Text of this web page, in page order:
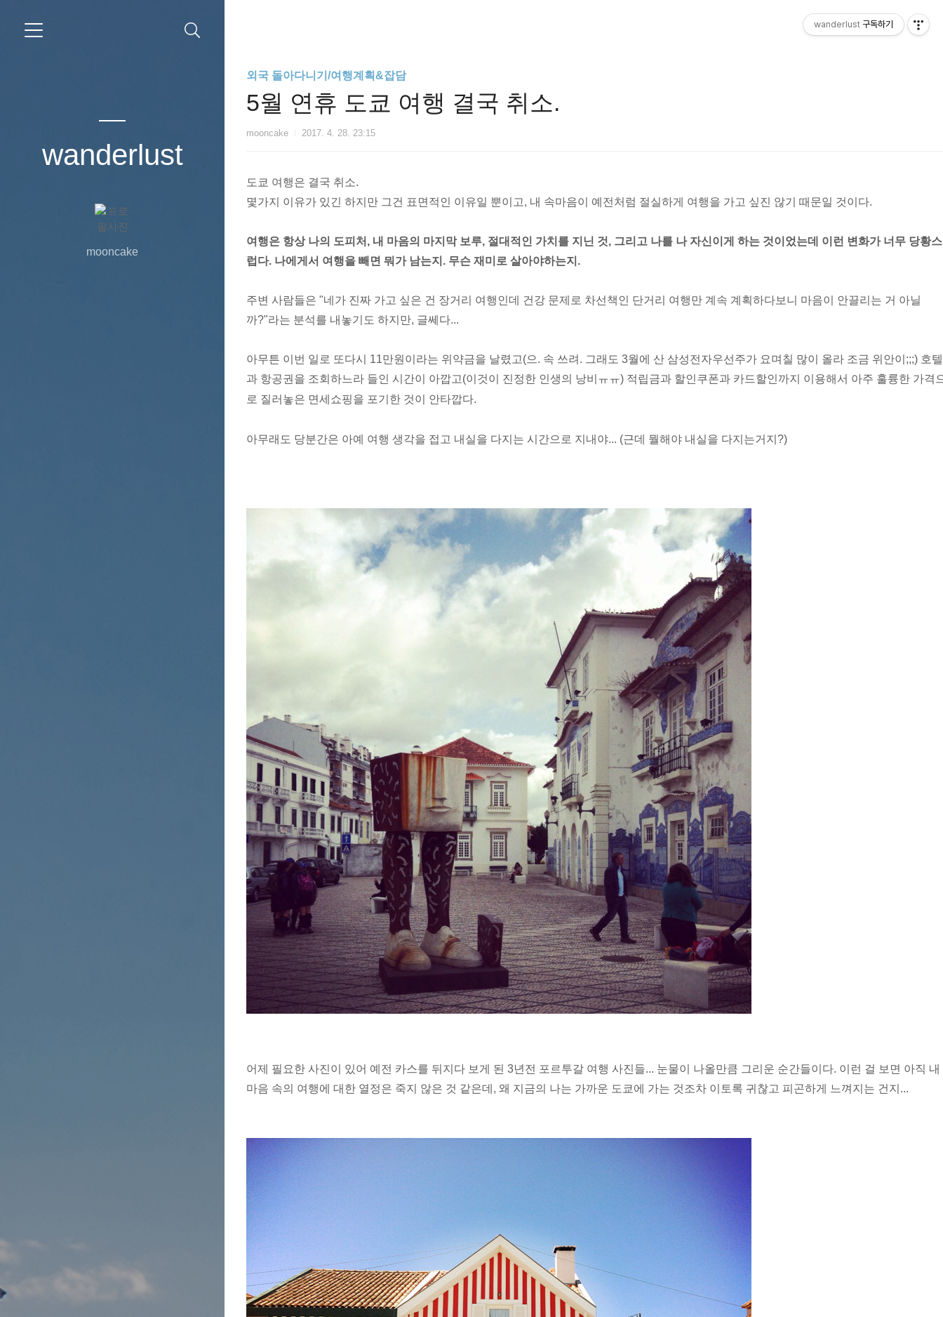
wanderlust
mooncake
외국 돌아다니기/여행계획&잡담
5월 연휴 도쿄 여행 결국 취소.
mooncake 2017. 4. 28. 23:15
도쿄 여행은 결국 취소.
몇가지 이유가 있긴 하지만 그건 표면적인 이유일 뿐이고, 내 속마음이 예전처럼 절실하게 여행을 가고 싶진 않기 때문일 것이다.
여행은 항상 나의 도피처, 내 마음의 마지막 보루, 절대적인 가치를 지닌 것, 그리고 나를 나 자신이게 하는 것이었는데 이런 변화가 너무 당황스
럽다. 나에게서 여행을 빼면 뭐가 남는지. 무슨 ​재미로 살아야하는지.
주변 사람들은 "네가 진짜 가고 싶은 건 장거리 여행인데 건강 문제로 차선책인 단거리 여행만 계속 계획하다보니 마음이 안끌리는 거 아닐
까?"라는 분석를 내놓기도 하지만, 글쎄다...
아무튼 이번 일로 또다시 11만원이라는 위약금을 날렸고(으. 속 쓰려. 그래도 3월에 산 삼성전자우선주가 요며칠 많이 올라 조금 위안이;;;) 호텔
과 항공권을 조회하느라 들인 시간이 아깝고(이것이 진정한 인생의 낭비ㅠㅠ) 적립금과 할인쿠폰과 카드할인까지 이용해서 아주 훌륭한 가격
로 질러놓은 면세쇼핑을 포기한 것이 안타깝​다.
아무래도 당분간은 아예 여행 생각을 접고 내실을 다지는 시간으로 지내야... (근데 뭘해야 내실을 다지는거지?)
어제 필요한 사진이 있어 예전 카스를 뒤지다 보게 된 3년전 포르투갈 여행 사진들... 눈물이 나올만큼 그리운 순간들이다. 이런 걸 보면 아직 내
마음 속의 여행에 대한 열정은 죽지 않은 것 같은데, 왜 지금의 나는 가까운 도쿄에 가는 것조차 이토록 귀찮고 피곤하게 느껴지는 건지...
wanderlust 구독하기